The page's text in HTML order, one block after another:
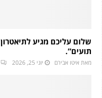
שלום עליכם מגיע
תועים”.
מאת איטו אבירם יוני 25, 2026